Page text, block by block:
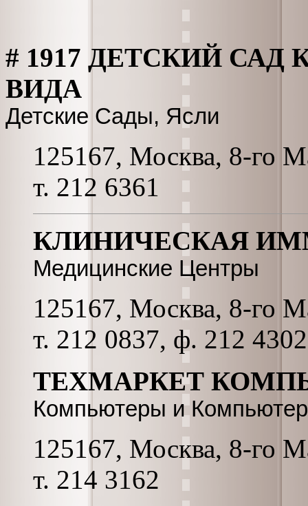
# 1917 ДЕТСКИЙ
ВИДА
Детские Сады, Ясли
125167, Москва, 8-го
т. 212 6361
КЛИНИЧЕСКАЯ
Медицинские Центры
125167, Москва, 8-го
т. 212 0837, ф. 212
ТЕХМАРКЕТ
Компьютеры и
125167, Москва, 8-го
т. 214 3162